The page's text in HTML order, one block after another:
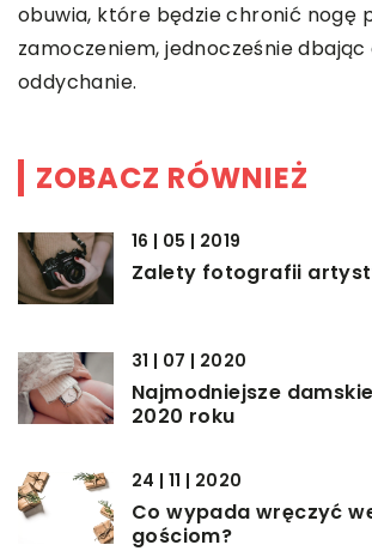
obuwia, które będzie chronić nogę
zamoczeniem, jednocześnie dbając
oddychanie.
ZOBACZ RÓWNIEŻ
16 | 05 | 2019
Zalety fotografii
31 | 07 | 2020
Najmodniejsze
2020 roku
24 | 11 | 2020
Co wypada wręczyć
gościom?